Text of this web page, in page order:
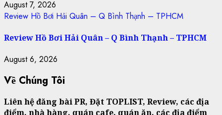
August 7, 2026
Review Hồ Bơi Hải Quân – Q Bình Thạnh – TPHCM
Review Hồ Bơi Hải Quân – Q Bình Thạnh – TPHCM
August 6, 2026
Về Chúng Tôi
Liên hệ đăng bài PR, Đặt TOPLIST, Review, các địa
điểm, nhà hàng, quán cafe, quán ăn, các địa điểm